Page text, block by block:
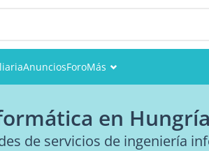
AnunciosForoMás
Miembros
en Hungría
de servicios de ingeniería